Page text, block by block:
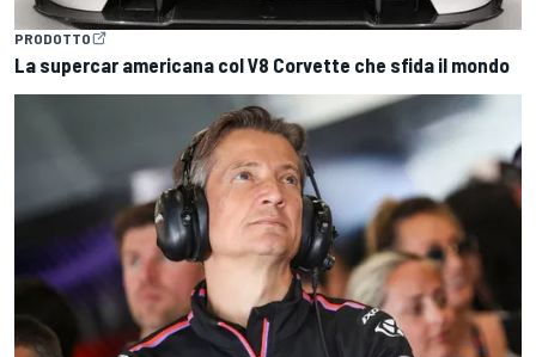
PRODOTTO
La supercar americana col V8 Corvette che sfida il mondo